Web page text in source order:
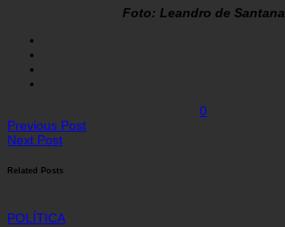
Foto: Leandro de Santana
0
Previous Post
Next Post
Related Posts
POLÍTICA